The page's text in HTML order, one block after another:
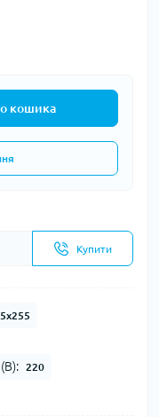
кошика
Купити
220